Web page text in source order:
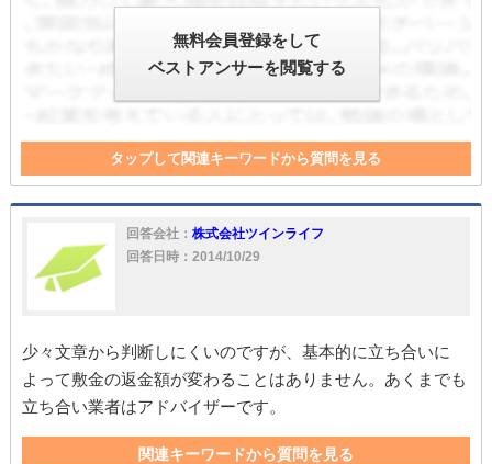
無料会員登録をして
ベストアンサーを閲覧する
タップして関連キーワードから質問を見る
解約 管理 不動産会社 不動産 入居者 仲介
家主
回答会社： 株式会社ツインライフ
回答日時：2014/10/29
少々文章から判断しにくいのですが、基本的に立ち合いに
よって敷金の返金額が変わることはありません。あくまでも
立ち合い業者はアドバイザーです。
関連キーワードから質問を見る